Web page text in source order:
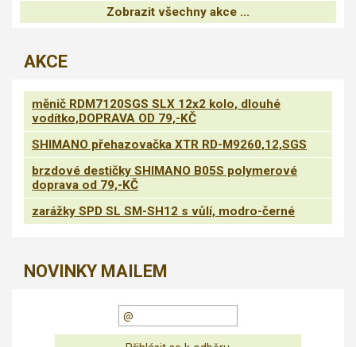
Zobrazit všechny akce ...
AKCE
měnič RDM7120SGS SLX 12x2 kolo, dlouhé
vodítko,DOPRAVA OD 79,-KČ
SHIMANO přehazovačka XTR RD-M9260,12,SGS
brzdové destičky SHIMANO B05S polymerové
doprava od 79,-KČ
zarážky SPD SL SM-SH12 s vůlí, modro-černé
NOVINKY MAILEM